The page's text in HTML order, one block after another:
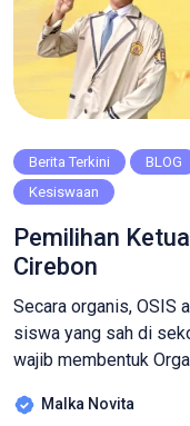
Berita Terkini BLOG
Kesiswaan
Pemilihan
Cirebon
Secara organis, OSIS
siswa yang sah di
wajib membentuk
di sekolah lain dan
Malka Novita